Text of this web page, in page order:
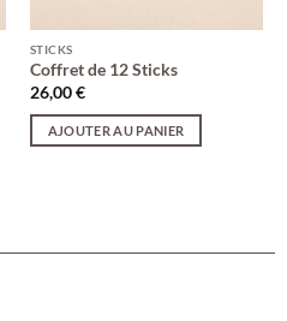
STICKS
Coffret de 12 Sticks
26,00€
AJOUTER AU PANIER